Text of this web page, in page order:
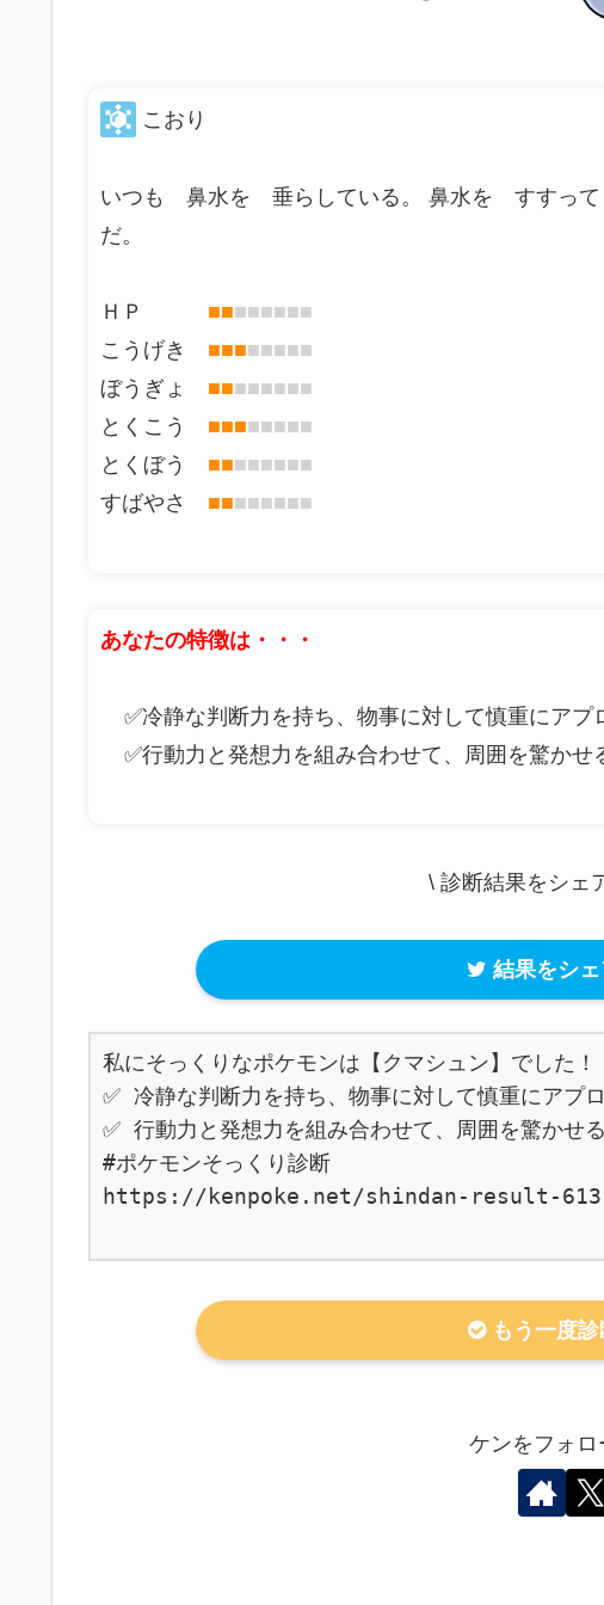
こおり
いつも 鼻水を 垂らしている。 鼻水を すす
だ。
ＨＰ ■■■■■■■■
こうげき ■■■■■■■■
ぼうぎょ ■■■■■■■■
とくこう ■■■■■■■■
とくぼう ■■■■■■■■
すばやさ ■■■■■■■■
あなたの特徴は・・・
✅冷静な判断力を持ち、物事に対して慎重にアプ
✅行動力と発想力を組み合わせて、周囲を驚かせ
\ 診断結果をシェ
結果をシ
私にそっくりなポケモンは【クマシュン】でした！
✅ 冷静な判断力を持ち、物事に対して慎重にアプ
✅ 行動力と発想力を組み合わせて、周囲を驚かせ
#ポケモンそっくり診断
https://kenpoke.net/shindan-result-613
もう一度診
ケンをフォロ